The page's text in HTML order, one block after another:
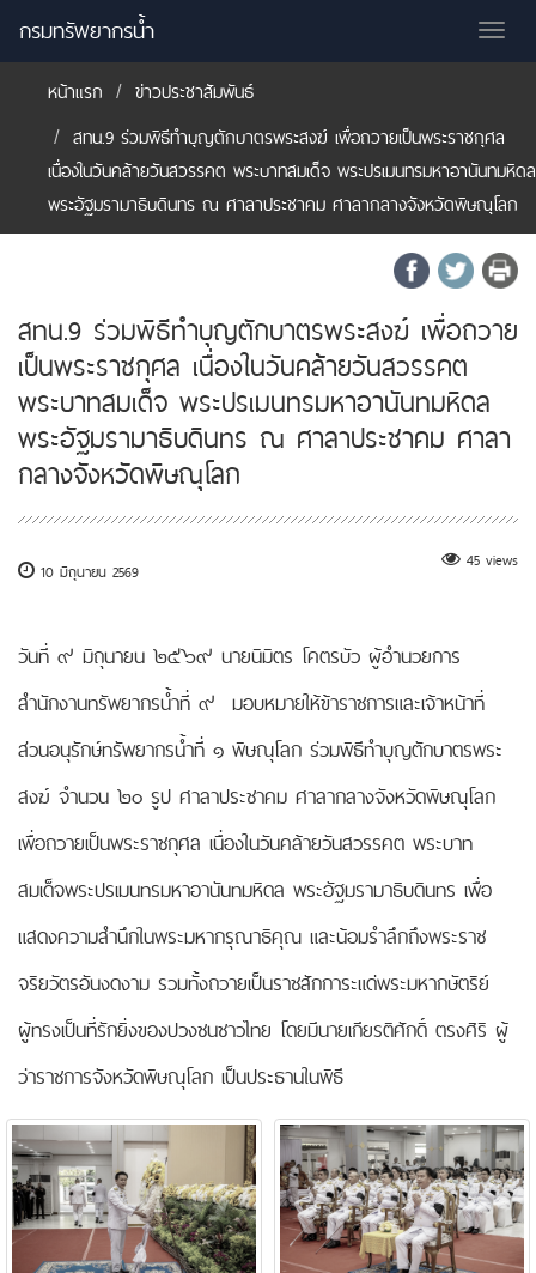
กรมทรัพยากรน้ำ
หน้าแรก
ข่าวประชาสัมพันธ์
สทน.9 ร่วมพิธีทำบุญตักบาตรพระสงฆ์ เพื่อถวายเป็นพระราชกุศล
เนื่องในวันคล้ายวันสวรรคต พระบาทสมเด็จ พระปรเมนทรมหาอานันทมหิดล
พระอัฐมรามาธิบดินทร ณ ศาลาประชาคม ศาลากลางจังหวัดพิษณุโลก
สทน.9 ร่วมพิธีทำบุญตักบาตรพระสงฆ์ เพื่อถวาย
เป็นพระราชกุศล เนื่องในวันคล้ายวันสวรรคต
พระบาทสมเด็จ พระปรเมนทรมหาอานันทมหิดล
พระอัฐมรามาธิบดินทร ณ ศาลาประชาคม ศาลา
กลางจังหวัดพิษณุโลก
10 มิถุนายน 2569 45 views
วันที่ ๙ มิถุนายน ๒๕๖๙ นายนิมิตร โคตรบัว ผู้อำนวยการ
สำนักงานทรัพยากรน้ำที่ ๙ มอบหมายให้ข้าราชการและเจ้าหน้าที่
ส่วนอนุรักษ์ทรัพยากรน้ำที่ ๑ พิษณุโลก ร่วมพิธีทำบุญตักบาตรพระ
สงฆ์ จำนวน ๒๐ รูป ศาลาประชาคม ศาลากลางจังหวัดพิษณุโลก
เพื่อถวายเป็นพระราชกุศล เนื่องในวันคล้ายวันสวรรคต พระบาท
สมเด็จพระปรเมนทรมหาอานันทมหิดล พระอัฐมรามาธิบดินทร เพื่อ
แสดงความสำนึกในพระมหากรุณาธิคุณ และน้อมรำลึกถึงพระราช
จริยวัตรอันงดงาม รวมทั้งถวายเป็นราชสักการะแด่พระมหากษัตริย์
ผู้ทรงเป็นที่รักยิ่งของปวงชนชาวไทย โดยมีนายเกียรติศักดิ์ ตรงศิริ ผู้
ว่าราชการจังหวัดพิษณุโลก เป็นประธานในพิธี